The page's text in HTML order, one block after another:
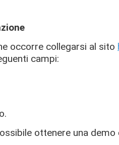
occorre collegarsi al sito
campi:
ottenere una